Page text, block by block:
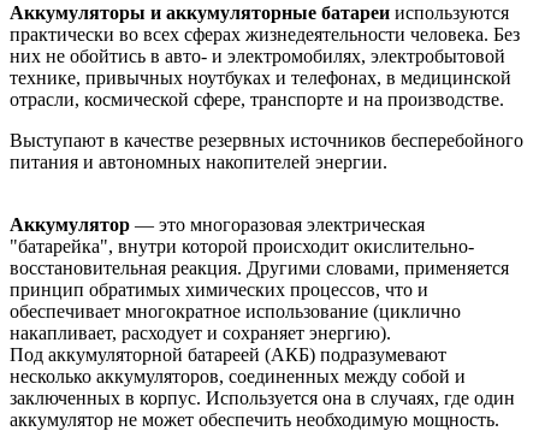
Аккумуляторы и аккумуляторные батареи используются
практически во всех сферах жизнедеятельности человека. Без
них не обойтись в авто- и электромобилях, электробытовой
технике, привычных ноутбуках и телефонах, в медицинской
отрасли, космической сфере, транспорте и на производстве.
Выступают в качестве резервных источников бесперебойного
питания и автономных накопителей энергии.
Аккумулятор — это многоразовая электрическая
"батарейка", внутри которой происходит окислительно-
восстановительная реакция. Другими словами, применяется
принцип обратимых химических процессов, что и
обеспечивает многократное использование (циклично
накапливает, расходует и сохраняет энергию).
Под аккумуляторной батареей (АКБ) подразумевают
несколько аккумуляторов, соединенных между собой и
заключенных в корпус. Используется она в случаях, где один
аккумулятор не может обеспечить необходимую мощность.